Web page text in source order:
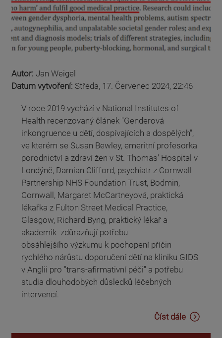
Autor: Jan Weigel
Datum vytvoření: Středa, 17. Červenec 2024, 22:46
V roce 2019 vychází v National Institutes of
Health recenzovaný článek "Genderová
inkongruence u dětí, dospívajících a dospělých",
ve kterém se Susan Bewley, emeritní profesorka
porodnictví a zdraví žen v St. Thomas' Hospital v
Londýně, Damian Clifford, psychiatr z Cornwall
Partnership NHS Foundation Trust, Bodmin,
Cornwall, Margaret McCartneyová, praktická
lékařka z Fulton Street Medical Practice,
Glasgow, Richard Byng, praktický lékař a
akademik zdůrazňují potřebu
obsáhlejšího výzkumu k pochopení příčin
rychlého nárůstu doporučení dětí na kliniku GIDS
v Anglii pro "trans-afirmativní péči" a potřebu
studia dlouhodobých důsledků léčebných
intervencí.
Číst dále